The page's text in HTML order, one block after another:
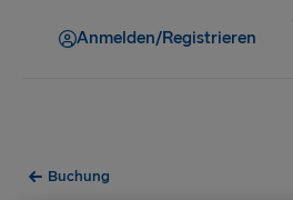
Anmelden/Registrieren
Buchung